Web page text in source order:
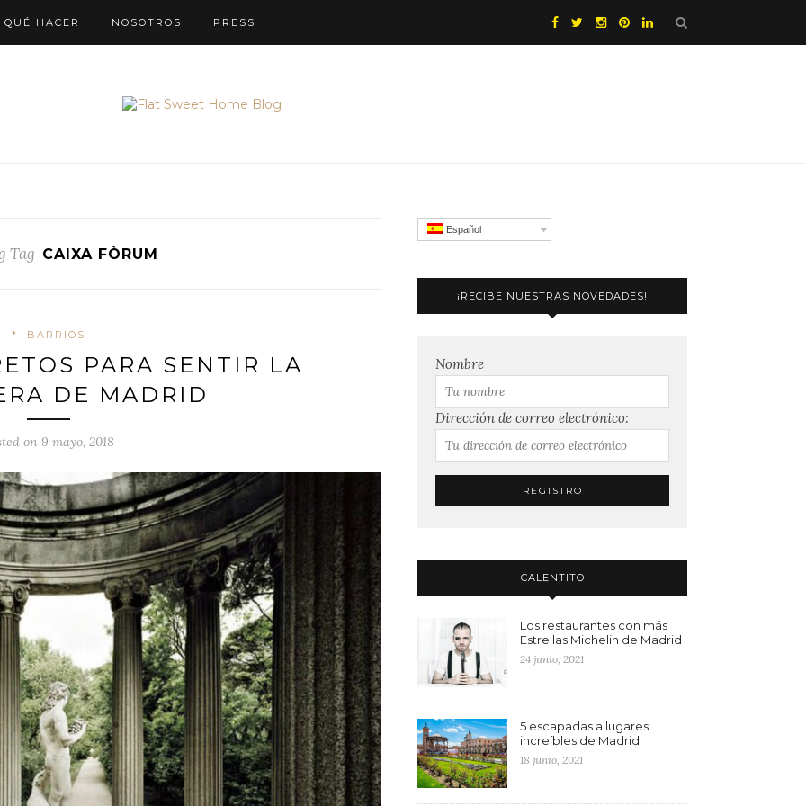
QUÉ HACER NOSOTROS PRESS
Tag CAIXA FÒRUM
* BARRIOS
PARA SENTIR LA
DE MADRID
on 9 mayo, 2018
Español
¡RECIBE NUESTRAS NOVEDADES!
Nombre
Dirección de correo electrónico:
CALENTITO
Los restaurantes con más
Estrellas Michelin de Madrid
24 junio, 2021
5 escapadas a lugares
increíbles de Madrid
18 junio, 2021